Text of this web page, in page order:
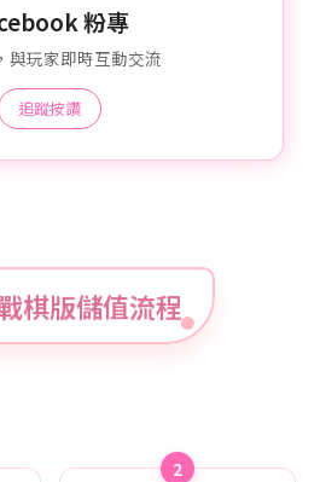
粉專
與玩家即時互動交流
追蹤按讚
棋版儲值流程
2